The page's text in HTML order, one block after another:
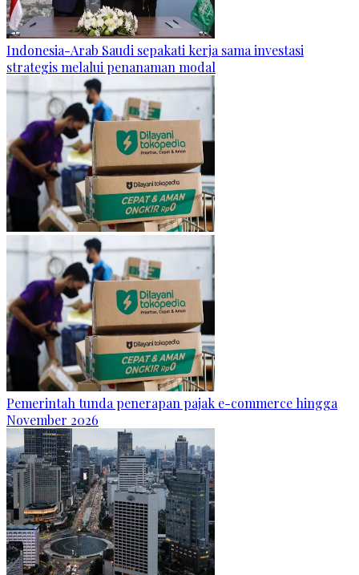
Indonesia-Arab Saudi sepakati kerja sama investasi
strategis melalui penanaman modal
Pemerintah tunda penerapan pajak e-commerce hingga
November 2026